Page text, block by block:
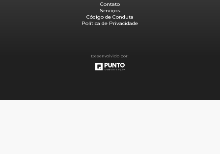
Contato
Serviços
Código de Conduta
Política de Privacidade
Desenvolvido por: